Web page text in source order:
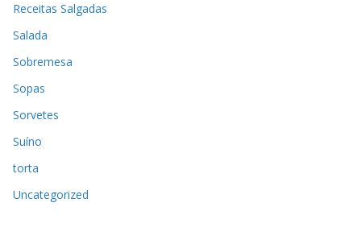
Receitas Salgadas
Salada
Sobremesa
Sopas
Sorvetes
Suíno
torta
Uncategorized